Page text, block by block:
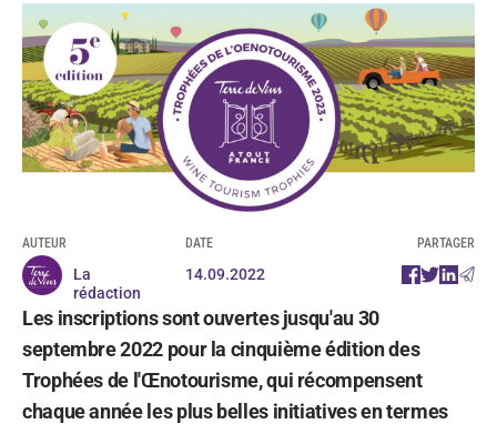
AUTEUR
La
rédaction
DATE
14.09.2022
PARTAGER
Les inscriptions sont ouvertes jusqu'au 30
septembre 2022 pour la cinquième édition des
Trophées de l'Œnotourisme, qui récompensent
chaque année les plus belles initiatives en termes